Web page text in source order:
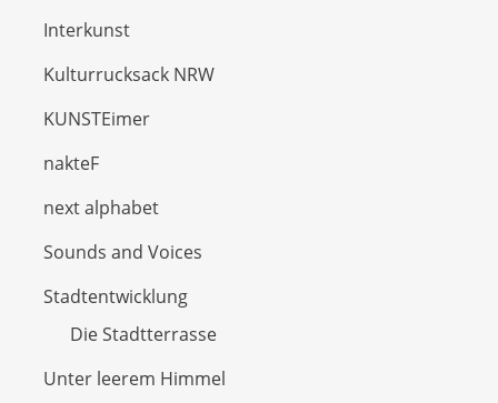
Interkunst
Kulturrucksack NRW
KUNSTEimer
nakteF
next alphabet
Sounds and Voices
Stadtentwicklung
Die Stadtterrasse
Unter leerem Himmel